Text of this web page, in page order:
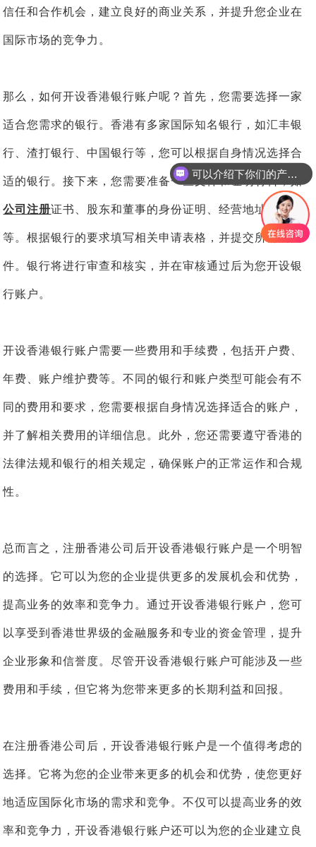
信任和合作机会，建立良好的商业关系，并提升您企业在
国际市场的竞争力。
那么，如何开设香港银行账户呢？首先，您需要选择一家
适合您需求的银行。香港有多家国际知名银行，如汇丰银
行、渣打银行、中国银行等，您可以根据自身情况选择合
适的银行。接下来，您需要准备一些文件和证明材料，如
公司注册证书、股东和董事的身份证明、经营地址证明
等。根据银行的要求填写相关申请表格，并提交所需的文
件。银行将进行审查和核实，并在审核通过后为您开设银
行账户。
开设香港银行账户需要一些费用和手续费，包括开户费、
年费、账户维护费等。不同的银行和账户类型可能会有不
同的费用和要求，您需要根据自身情况选择适合的账户，
并了解相关费用的详细信息。此外，您还需要遵守香港的
法律法规和银行的相关规定，确保账户的正常运作和合规
性。
总而言之，注册香港公司后开设香港银行账户是一个明智
的选择。它可以为您的企业提供更多的发展机会和优势，
提高业务的效率和竞争力。通过开设香港银行账户，您可
以享受到香港世界级的金融服务和专业的资金管理，提升
企业形象和信誉度。尽管开设香港银行账户可能涉及一些
费用和手续，但它将为您带来更多的长期利益和回报。
在注册香港公司后，开设香港银行账户是一个值得考虑的
选择。它将为您的企业带来更多的机会和优势，使您更好
地适应国际化市场的需求和竞争。不仅可以提高业务的效
率和竞争力，开设香港银行账户还可以为您的企业建立良
可以介绍下你们的产品么
你们是怎么收费的呢